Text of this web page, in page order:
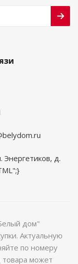
Энергетиков, д.
дом"
Актуальную
по номеру
может